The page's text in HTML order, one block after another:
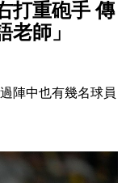
打重砲手 傳
師」
陣中也有幾名球員